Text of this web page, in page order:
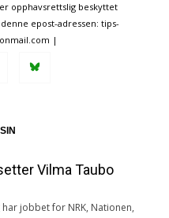
opphavsrettslig beskyttet
epost-adressen: tips-
|
Vilma Taubo
jobbet for NRK, Nationen,